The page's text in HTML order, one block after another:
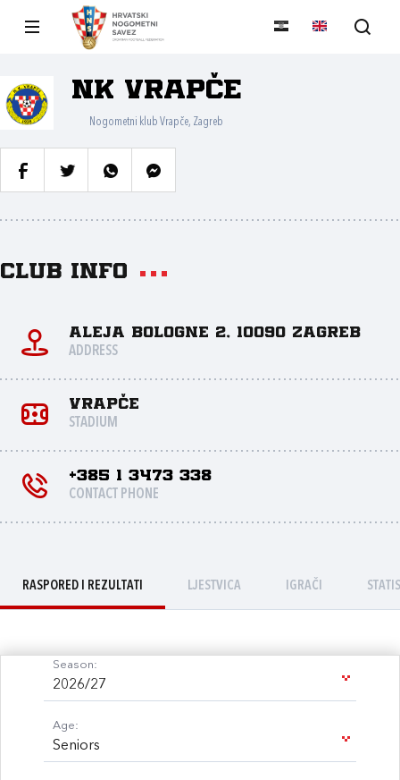
NK Vrapče
Nogometni klub Vrapče, Zagreb
Club info
Aleja Bologne 2, 10090 Zagreb
ADDRESS
Vrapče
STADIUM
+385 1 3473 338
CONTACT PHONE
RASPORED I REZULTATI LJESTVICA IGRAČI
Season:
2026/27
Age:
Seniors